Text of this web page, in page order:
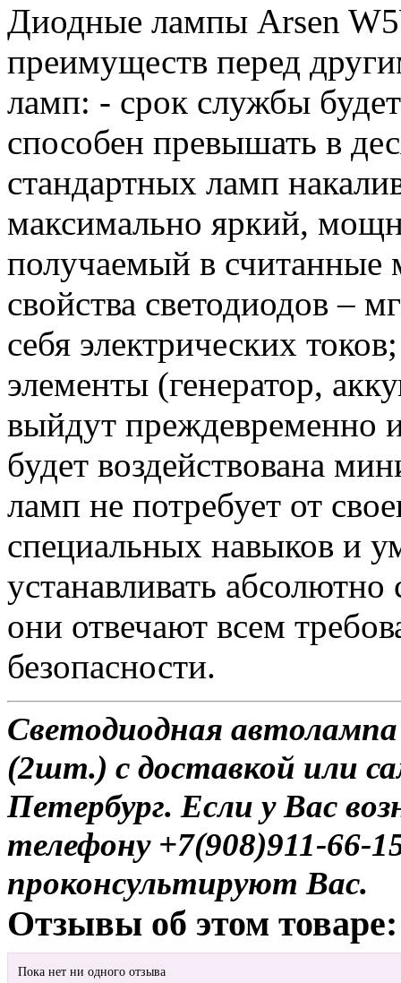
Диодные лампы Arsen
преимуществ перед
ламп: - срок службы
способен превышать в
стандартных ламп
максимально яркий,
получаемый в считанные
свойства светодиодов –
себя электрических
элементы (генератор,
выйдут преждевременно
будет воздействована
ламп не потребует от
специальных навыков и
устанавливать
они отвечают всем
безопасности.
Светодиодная
(2шт.) с доставкой или
Петербург. Если у Вас
телефону +7(908)911-
проконсультируют Вас.
Отзывы об этом товаре:
Пока нет ни одного отзыва